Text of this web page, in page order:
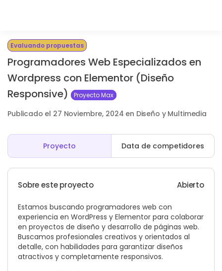
Evaluando propuestas
Programadores Web Especializados en
Wordpress con Elementor (Diseño
Responsive)
Proyecto Max
Publicado el 27 Noviembre, 2024 en Diseño y Multimedia
Proyecto Data de competidores
Sobre este proyecto Abierto
Estamos buscando programadores web con
experiencia en WordPress y Elementor para colaborar
en proyectos de diseño y desarrollo de páginas web.
Buscamos profesionales creativos y orientados al
detalle, con habilidades para garantizar diseños
atractivos y completamente responsivos.